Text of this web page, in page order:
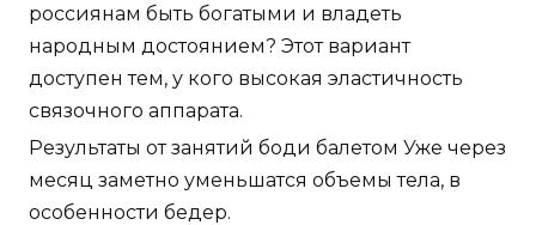
россиянам быть богатыми и владеть
народным достоянием? Этот вариант
доступен тем, у кого высокая эластичность
связочного аппарата.
Результаты от занятий боди балетом Уже через
месяц заметно уменьшатся объемы тела, в
особенности бедер.